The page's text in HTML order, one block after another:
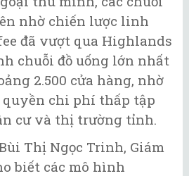
nhờ chiến lược linh
đã vượt qua Highlands
chuỗi đồ uống lớn nhất
2.500 cửa hàng, nhờ
chi phí thấp tập
cư và thị trường tỉnh.
Thị Ngọc Trinh, Giám
biết các mô hình